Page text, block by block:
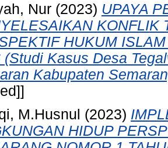
Nur (2023) UPAYA
KONFLIK
HUKUM
(Studi Kasus Desa
Kabupaten
M.Husnul (2023)
HIDUP